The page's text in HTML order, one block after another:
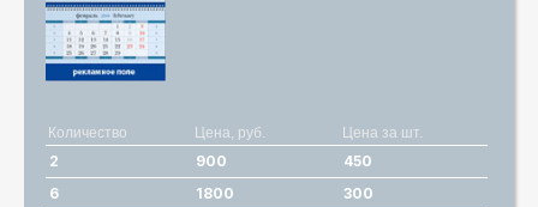
Количество Цена, руб. Цена за шт.
2 900
450
6
1800
300